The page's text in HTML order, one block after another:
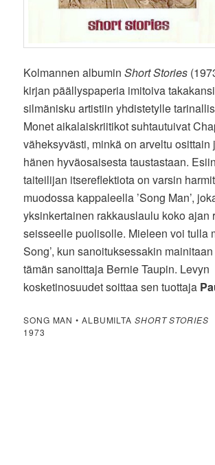
Kolmannen albuminShort Stories
kirjan päällyspaperia imitoiva
silmänisku artistiin yhdistetylle
Monet aikalaiskriitikot suhtautuivat
väheksyvästi, minkä on arveltu osittain
hänen hyväosaisesta taustastaan.
taiteilijan itsereflektiota on varsin
muodossa kappaleella ’Song Man’,
yksinkertainen rakkauslaulu koko ajan
seisseelle puolisolle. Mieleen voi tulla
Song’, kun sanoituksessakin mainitaan
tämän sanoittaja Bernie Taupin. Levyn
kosketinosuudet soittaa sen tuottaja
SONG MAN • ALBUMILTA SHORT STORIES
1973